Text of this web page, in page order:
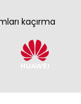
kaçırma